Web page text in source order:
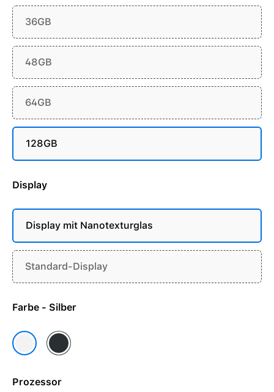
36GB
48GB
64GB
128GB
Display
Display mit Nanotexturglas
Standard-Display
Farbe - Silber
Silber Space Schwarz
Prozessor